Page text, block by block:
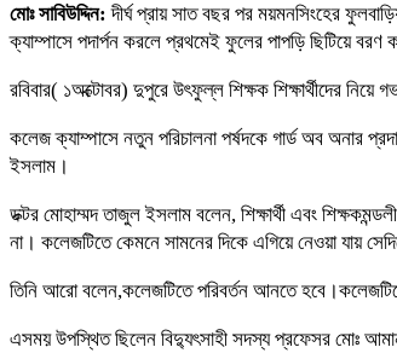
মোঃ সাবিউদ্দিন:দীর্ঘ প্রায় সাত বছর পর ময়মনসিংহের
ক্যাম্পাসে পদার্পন করলে প্রথমেই ফুলের পাপড়ি ছিটিয়ে বরণ
রবিবার( ১অক্টোবর) দুপুরে উৎফুল্ল শিক্ষক শিক্ষার্থীদের
কলেজ ক্যাম্পাসে নতুন পরিচালনা পর্ষদকে গার্ড অব অনার
ইসলাম।
ডক্টর মোহাম্মদ তাজুল ইসলাম বলেন, শিক্ষার্থী এবং
না। কলেজটিতে কেমনে সামনের দিকে এগিয়ে নেওয়া যায়
তিনি আরো বলেন,কলেজটিতে পরিবর্তন আনতে
এসময় উপস্থিত ছিলেন বিদ্যুৎসাহী সদস্য প্রফেসর মোঃ